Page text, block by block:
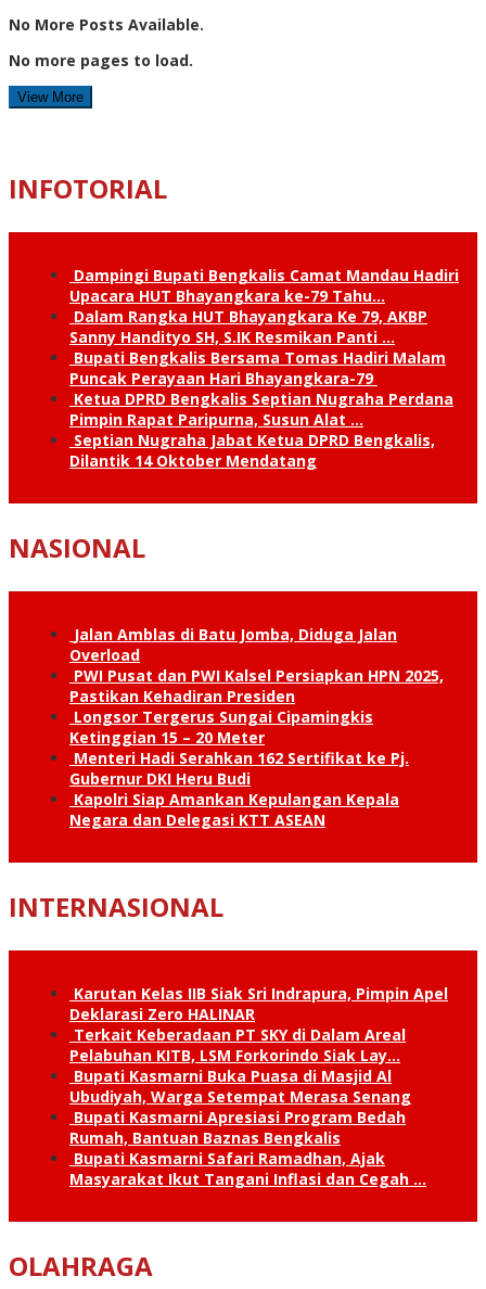
No More Posts Available.
No more pages to load.
View More
INFOTORIAL
Dampingi Bupati Bengkalis Camat Mandau Hadiri
Upacara HUT Bhayangkara ke-79 Tahu…
Dalam Rangka HUT Bhayangkara Ke 79, AKBP
Sanny Handityo SH, S.IK Resmikan Panti …
Bupati Bengkalis Bersama Tomas Hadiri Malam
Puncak Perayaan Hari Bhayangkara-79
Ketua DPRD Bengkalis Septian Nugraha Perdana
Pimpin Rapat Paripurna, Susun Alat …
Septian Nugraha Jabat Ketua DPRD Bengkalis,
Dilantik 14 Oktober Mendatang
NASIONAL
Jalan Amblas di Batu Jomba, Diduga Jalan
Overload
PWI Pusat dan PWI Kalsel Persiapkan HPN 2025,
Pastikan Kehadiran Presiden
Longsor Tergerus Sungai Cipamingkis
Ketinggian 15 – 20 Meter
Menteri Hadi Serahkan 162 Sertifikat ke Pj.
Gubernur DKI Heru Budi
Kapolri Siap Amankan Kepulangan Kepala
Negara dan Delegasi KTT ASEAN
INTERNASIONAL
Karutan Kelas IIB Siak Sri Indrapura, Pimpin Apel
Deklarasi Zero HALINAR
Terkait Keberadaan PT SKY di Dalam Areal
Pelabuhan KITB, LSM Forkorindo Siak Lay…
Bupati Kasmarni Buka Puasa di Masjid Al
Ubudiyah, Warga Setempat Merasa Senang
Bupati Kasmarni Apresiasi Program Bedah
Rumah, Bantuan Baznas Bengkalis
Bupati Kasmarni Safari Ramadhan, Ajak
Masyarakat Ikut Tangani Inflasi dan Cegah …
OLAHRAGA